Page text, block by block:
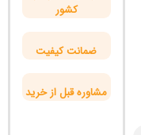
کشور
ضمانت کیفیت
مشاوره قبل از خرید